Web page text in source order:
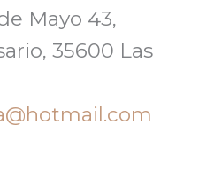
Mayo 43,
35600 Las